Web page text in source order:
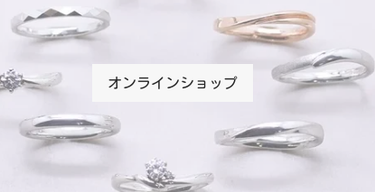
オンラインショップ